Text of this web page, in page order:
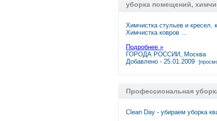
уборка помещений,
Химчистка стульев и кресел,
Химчистка ковров …
Подробнее »
ГОРОДА РОССИИ, Москва
Добавлено - 25.01.2009
Профессиональная
Clean Day - убираем уборка